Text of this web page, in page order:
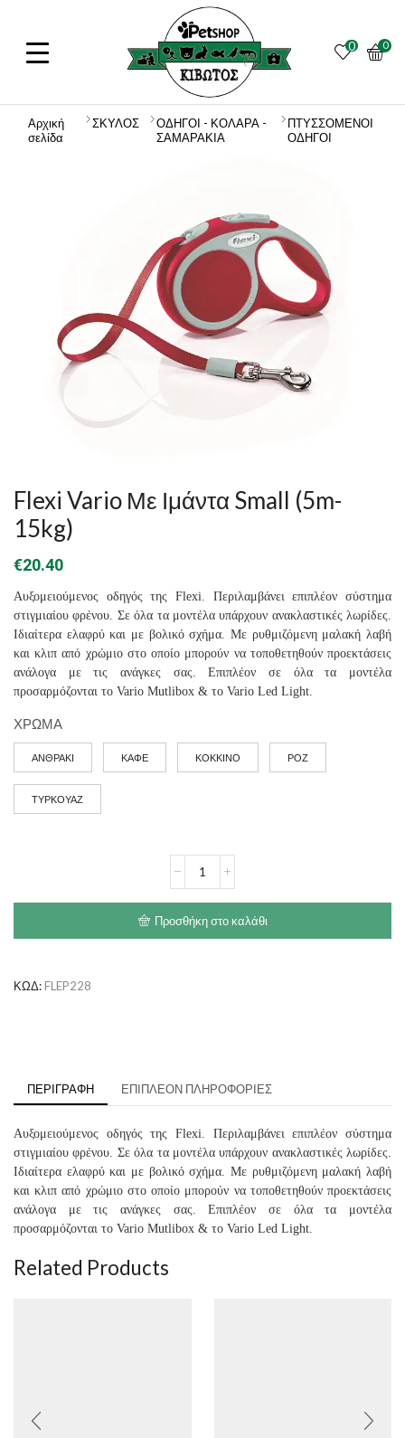
0 0
Αρχική
σελίδα
ΣΚΥΛΟΣ
ΟΔΗΓΟΙ - ΚΟΛΑΡΑ -
ΣΑΜΑΡΑΚΙΑ
ΠΤΥΣΣΟΜΕΝΟΙ
ΟΔΗΓΟΙ
Flexi Vario Με Ιμάντα Small (5m-
15kg)
€20.40
Αυξομειούμενος οδηγός της Flexi. Περιλαμβάνει επιπλέον σύστημα
στιγμιαίου φρένου. Σε όλα τα μοντέλα υπάρχουν ανακλαστικές λωρίδες.
Ιδιαίτερα ελαφρύ και με βολικό σχήμα. Με ρυθμιζόμενη μαλακή λαβή
και κλιπ από χρώμιο στο οποίο μπορούν να τοποθετηθούν προεκτάσεις
ανάλογα με τις ανάγκες σας. Επιπλέον σε όλα τα μοντέλα
προσαρμόζονται το Vario Mutlibox & το Vario Led Light.
ΧΡΩΜΑ
ΑΝΘΡΑΚΙ ΚΑΦΕ ΚΟΚΚΙΝΟ ΡΟΖ
ΤΥΡΚΟΥΑΖ
Small
(5m-
Προσθήκη στο καλάθι
ΚΩΔ: FLEP228
ΠΕΡΙΓΡΑΦΉ ΕΠΙΠΛΈΟΝ ΠΛΗΡΟΦΟΡΊΕΣ
Αυξομειούμενος οδηγός της Flexi. Περιλαμβάνει επιπλέον σύστημα
στιγμιαίου φρένου. Σε όλα τα μοντέλα υπάρχουν ανακλαστικές λωρίδες.
Ιδιαίτερα ελαφρύ και με βολικό σχήμα. Με ρυθμιζόμενη μαλακή λαβή
και κλιπ από χρώμιο στο οποίο μπορούν να τοποθετηθούν προεκτάσεις
ανάλογα με τις ανάγκες σας. Επιπλέον σε όλα τα μοντέλα
προσαρμόζονται το Vario Mutlibox & το Vario Led Light.
Related Products